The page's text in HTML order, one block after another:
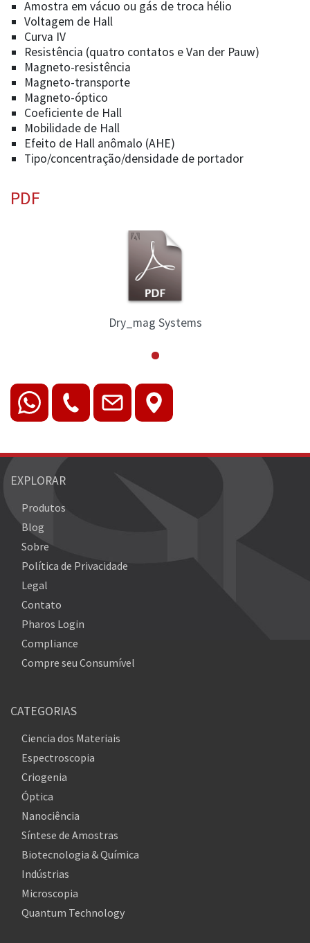
Amostra em vácuo ou gás de troca hélio
Voltagem de Hall
Curva IV
Resistência (quatro contatos e Van der Pauw)
Magneto-resistência
Magneto-transporte
Magneto-óptico
Coeficiente de Hall
Mobilidade de Hall
Efeito de Hall anômalo (AHE)
Tipo/concentração/densidade de portador
PDF
Dry_mag Systems
EXPLORAR
Produtos
Blog
Sobre
Política de Privacidade
Legal
Contato
Pharos Login
Compliance
Compre seu Consumível
CATEGORIAS
Ciencia dos Materiais
Espectroscopia
Criogenia
Óptica
Nanociência
Síntese de Amostras
Biotecnologia & Química
Indústrias
Microscopia
Quantum Technology